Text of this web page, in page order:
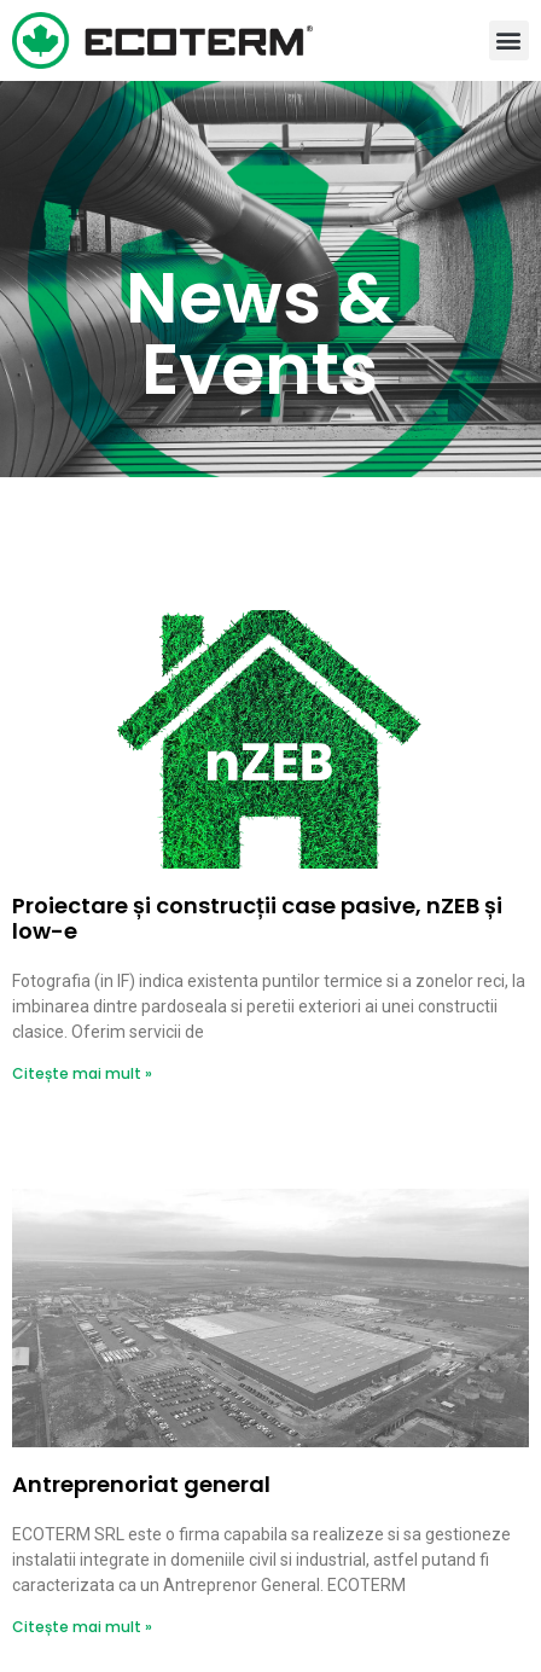
News &
Events
Proiectare și construcții case pasive, nZEB și
low-e
Fotografia (in IF) indica existenta puntilor termice si a zonelor reci, la
imbinarea dintre pardoseala si peretii exteriori ai unei constructii
clasice. Oferim servicii de
Citește mai mult »
Antreprenoriat general
ECOTERM SRL este o firma capabila sa realizeze si sa gestioneze
instalatii integrate in domeniile civil si industrial, astfel putand fi
caracterizata ca un Antreprenor General. ECOTERM
Citește mai mult »